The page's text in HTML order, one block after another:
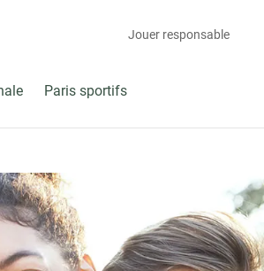
Jouer responsable
Paris sportifs